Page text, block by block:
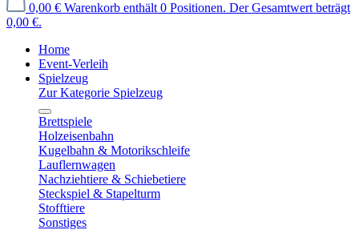
0,00 € Warenkorb enthält 0 Positionen. Der Gesamtwert beträgt
0,00 €.
Home
Event-Verleih
Spielzeug
Zur Kategorie Spielzeug
Brettspiele
Holzeisenbahn
Kugelbahn & Motorikschleife
Lauflernwagen
Nachziehtiere & Schiebetiere
Steckspiel & Stapelturm
Stofftiere
Sonstiges